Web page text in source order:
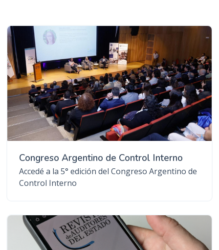
Congreso Argentino de Control Interno
Accedé a la 5° edición del Congreso Argentino de
Control Interno